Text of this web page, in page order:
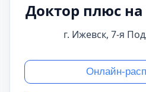
Доктор плюс
г. Ижевск, 7-я
Онлайн-